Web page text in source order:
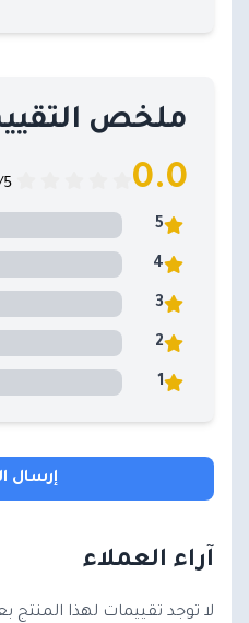
ملخص
0.0
5
4
3
2
1
إرسال
آراء العملاء
لا توجد تقييمات لهذا المنتج